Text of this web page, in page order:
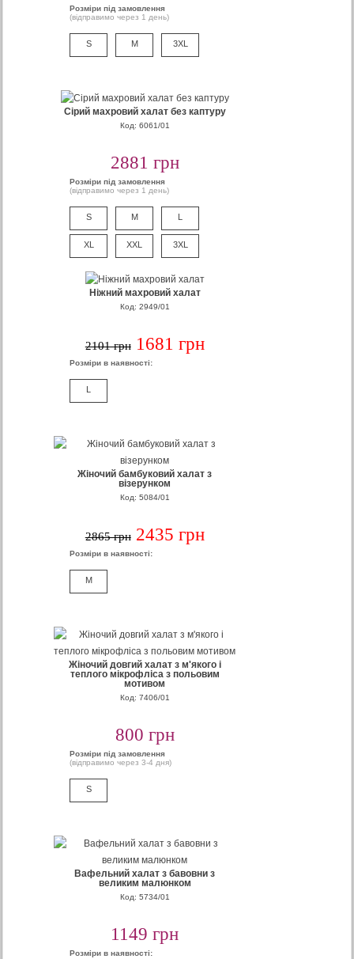
Розміри під замовлення
(відправимо через 1 день)
S M 3XL
Сірий махровий халат без каптуру
Код: 6061/01
2881 грн
Розміри під замовлення
(відправимо через 1 день)
S M L
XL XXL 3XL
Ніжний махровий халат
Код: 2949/01
2101 грн 1681 грн
Розміри в наявності:
L
Жіночий бамбуковий халат з
візерунком
Код: 5084/01
2865 грн 2435 грн
Розміри в наявності:
M
Жіночий довгий халат з м'якого і
теплого мікрофліса з польовим
мотивом
Код: 7406/01
800 грн
Розміри під замовлення
(відправимо через 3-4 дня)
S
Вафельний халат з бавовни з
великим малюнком
Код: 5734/01
1149 грн
Розміри в наявності: